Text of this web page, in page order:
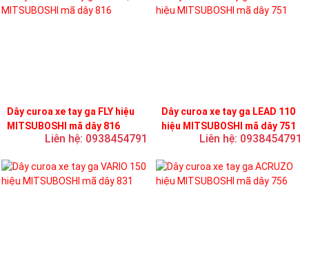
Dây curoa xe tay ga FLY hiệu
MITSUBOSHI mã dây 816
Liên hệ: 0938454791
Dây curoa xe tay ga LEAD 110
hiệu MITSUBOSHI mã dây 751
Liên hệ: 0938454791